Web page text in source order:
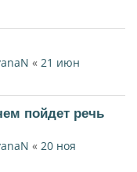
« 21 июн
пойдет речь
« 20 ноя